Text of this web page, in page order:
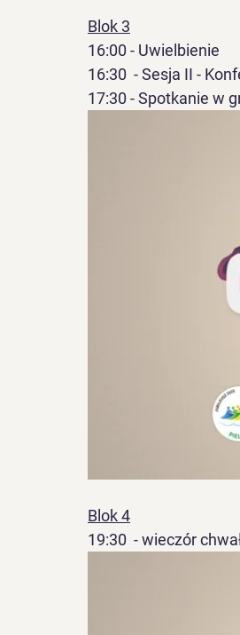
Blok 3
16:00 - Uwielbienie
16:30  - Sesja II -
17:30 - Spotkanie w
Blok 4
19:30  - wieczór